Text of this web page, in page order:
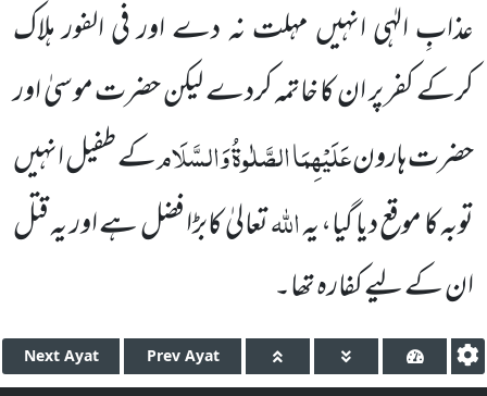
عذابِ الہٰی انہیں مہلت نہ دے اور فی الفور ہلاک
کرکے کفر پر ان کا خاتمہ کردے لیکن حضرت موسیٰ اور
حضرت ہارونعَلَیْہِمَا الصَّلٰوۃُ وَالسَّلَامکے طفیل انہیں
توبہ کا موقع دیا گیا، یہاللہتعالیٰ کابڑا فضل ہے اور یہ قتل
ان کے لیے کفارہ تھا۔
Next Ayat Prev Ayat